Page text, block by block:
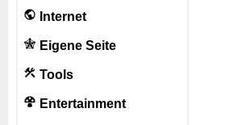
Internet
Eigene Seite
Tools
Entertainment